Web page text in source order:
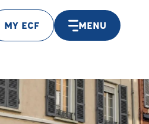
MY ECF MENU